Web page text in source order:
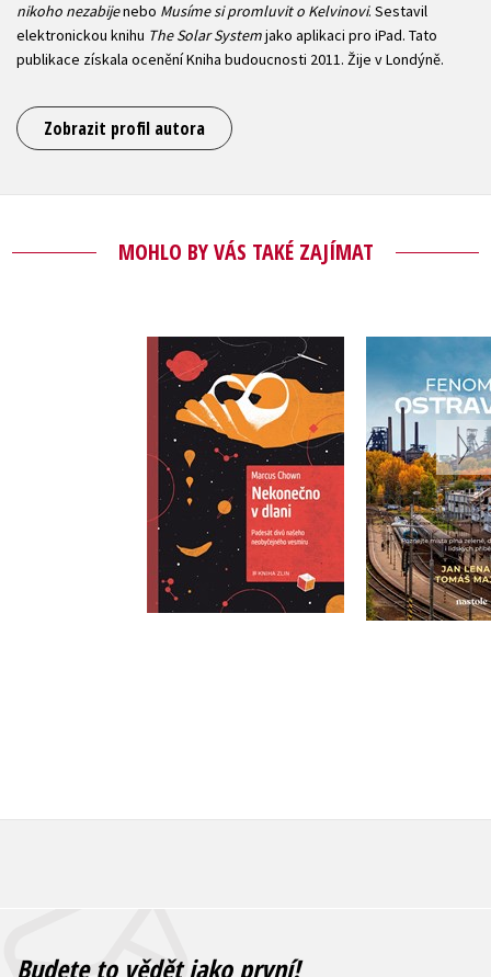
nikoho nezabijenebo Musíme si promluvit o Kelvinovi. Sestavil
elektronickou knihu The Solar Systemjako aplikaci pro iPad. Tato
publikace získala ocenění Kniha budoucnosti 2011. Žije v Londýně.
Zobrazit profil autora
MOHLO BY VÁS TAKÉ ZAJÍMAT
Nekonečno v dlani
Marcus Chown
Do košíku
299 Kč
239 Kč
Fenomén
,
Tomáš Majliš
Do
359 Kč
Budete to vědět jako první!